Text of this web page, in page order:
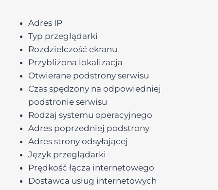
Adres IP
Typ przeglądarki
Rozdzielczość ekranu
Przybliżona lokalizacja
Otwierane podstrony serwisu
Czas spędzony na odpowiedniej
podstronie serwisu
Rodzaj systemu operacyjnego
Adres poprzedniej podstrony
Adres strony odsyłającej
Język przeglądarki
Prędkość łącza internetowego
Dostawca usług internetowych